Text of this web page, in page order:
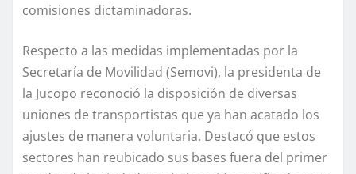
comisiones dictaminadoras.
Respecto a las medidas implementadas por la
Secretaría de Movilidad (Semovi), la presidenta de
la Jucopo reconoció la disposición de diversas
uniones de transportistas que ya han acatado los
ajustes de manera voluntaria. Destacó que estos
sectores han reubicado sus bases fuera del primer